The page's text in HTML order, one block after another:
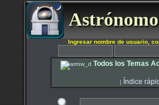
Ingresar nombre de usuario,
Todos los Temas
| Índice